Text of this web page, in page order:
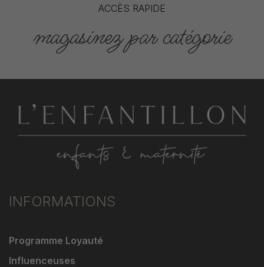
ACCÈS RAPIDE
magasinez par catégorie
INFORMATIONS
Programme Loyauté
Influenceuses